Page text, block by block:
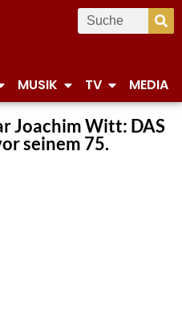
MUSIK TV MEDIA
Joachim Witt: DAS
seinem 75.